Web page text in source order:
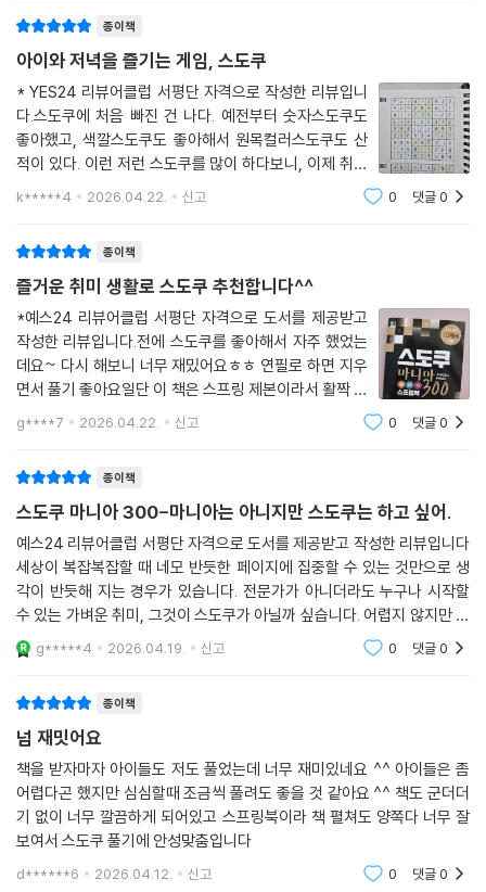
종이책
아이와 저녁을 즐기는 게임, 스도쿠
* YES24 리뷰어클럽 서평단 자격으로 작성한 리뷰입니
다.스도쿠에 처음 빠진 건 나다. 예전부터 숫자스도쿠도
좋아했고, 색깔스도쿠도 좋아해서 원목컬러스도쿠도 산
적이 있다. 이런 저런 스도쿠를 많이 하다보니, 이제 취향
이란 게 생겼다. 바로 손으로 쓰면서 하는 스도쿠가 최고
k*****4 2026.04.22. 신고 0 댓글0
종이책
즐거운 취미 생활로 스도쿠 추천합니다^^
*예스24 리뷰어클럽 서평단 자격으로 도서를 제공받고
작성한 리뷰입니다.전에 스도쿠를 좋아해서 자주 했었는
데요~ 다시 해보니 너무 재밌어요ㅎㅎ 연필로 하면 지우
면서 풀기 좋아요일단 이 책은 스프링 제본이라서 활짝 펼
치고 하기 편하구요~ 몇장 찢어서 잠깐잠깐 가볍게 하기
도 좋을 것 같아요구성이 딱 필요한 것만 있고 심플하구
g****7 2026.04.22. 신고 0 댓글0
종이책
스도쿠 마니아 300-마니아는 아니지만 스도쿠는 하고 싶어.
예스24 리뷰어클럽 서평단 자격으로 도서를 제공받고 작성한 리뷰입니다
세상이 복잡복잡할 때 네모 반듯한 페이지에 집중할 수 있는 것만으로 생
각이 반듯해 지는 경우가 있습니다. 전문가가 아니더라도 누구나 시작할
수 있는 가벼운 취미, 그것이 스도쿠가 아닐까 싶습니다. 어렵지 않지만 가
만히 들여다 보지 않으면 나아갈 수 없는 문제. 한 칸 한 칸 채우다 보면 이
것이 소통이구나
g*****4 2026.04.19. 신고 0 댓글0
종이책
넘 재밋어요
책을 받자마자 아이들도 저도 풀었는데 너무 재미있네요 ^^ 아이들은 좀
어렵다곤 했지만 심심할때 조금씩 풀려도 좋을 것 같아요 ^^ 책도 군더더
기 없이 너무 깔끔하게 되어있고 스프링북이라 책 펼쳐도 양쪽다 너무 잘
보여서 스도쿠 풀기에 안성맞춤입니다
d******6 2026.04.12. 신고 0 댓글0